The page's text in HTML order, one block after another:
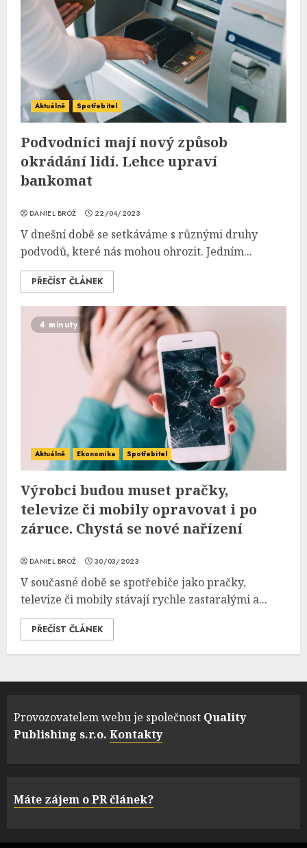
Aktuálně Spotřebitel
Podvodníci mají nový způsob
okrádání lidí. Lehce upraví
bankomat
DANIEL BROŽ 22/04/2023
V dnešní době se setkáváme s různými druhy
podvodů, které nás mohou ohrozit. Jedním...
PŘEČÍST ČLÁNEK
4 minuty
Aktuálně Ekonomika Spotřebitel
Výrobci budou muset pračky,
televize či mobily opravovat i po
záruce. Chystá se nové nařízení
DANIEL BROŽ 30/03/2023
V současné době se spotřebiče jako pračky,
televize či mobily stávají rychle zastaralými a...
PŘEČÍST ČLÁNEK
Provozovatelem webu je společnost Quality
Publishing s.r.o. Kontakty
Máte zájem o PR článek?